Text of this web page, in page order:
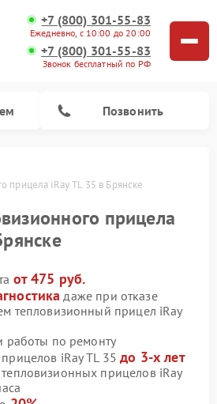
+7 (800) 301-55-83
Ежедневно, с 10:00 до 20:00
+7 (800) 301-55-83
Звонок бесплатный по РФ
Позвонить
прицела iRay TL 35 в Брянске
прицела
от 475 руб.
даже при отказе
тепловизионный прицел iRay
работы по ремонту
iRay TL 35до 3-х лет
прицелов iRay